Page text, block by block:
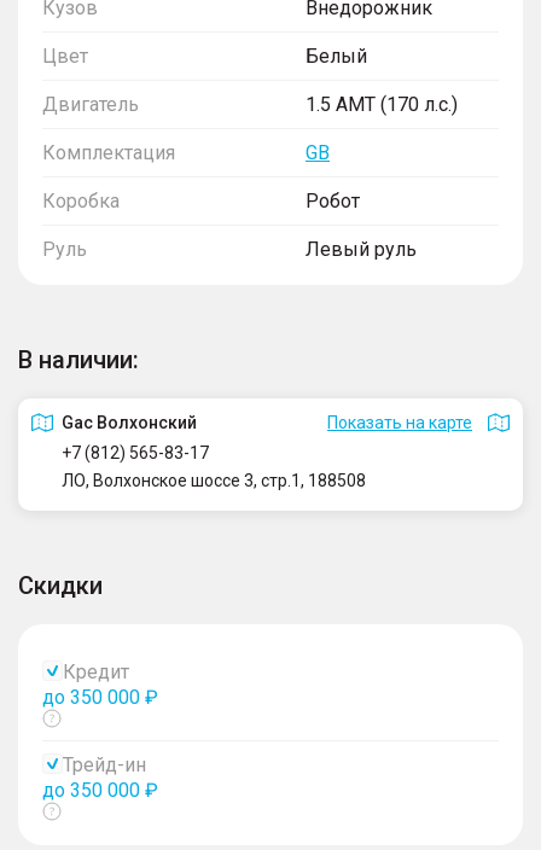
Кузов Внедорожник
Цвет Белый
Двигатель 1.5 AMT (170 л.с.)
Комплектация GB
Коробка Робот
Руль Левый руль
В наличии:
Gac Волхонский
Показать на карте
+7 (812) 565-83-17
ЛО, Волхонское шоссе 3, стр.1, 188508
Скидки
Кредит
до 350 000 ₽
Показать
Трейд-ин
до 350 000 ₽
Показать